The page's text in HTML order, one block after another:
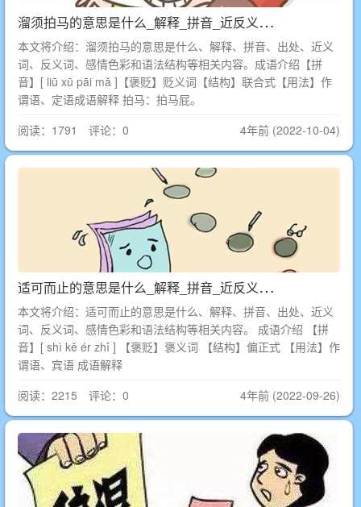
溜
须拍马的意思是什么_解释_拼音_近反义词_出处
本文将介绍：溜须拍马的意思是什么、解释、拼音、出处、近义
词、反义词、感情色彩和语法结构等相关内容。成语介绍【拼
音】[ liū xū pāi mǎ ]【褒贬】贬义词【结构】联合式【用法】作
谓语、定语成语解释 拍马：拍马屁。
阅读：1791 评论：0
4年前 (2022-10-04)
适
可而止的意思是什么_解释_拼音_近反义词_出处
本文将介绍：适可而止的意思是什么、解释、拼音、出处、近义
词、反义词、感情色彩和语法结构等相关内容。 成语介绍 【拼
音】[ shì kě ér zhǐ ] 【褒贬】褒义词 【结构】偏正式 【用法】作
谓语、宾语 成语解释
阅读：2215 评论：0
4年前 (2022-09-26)